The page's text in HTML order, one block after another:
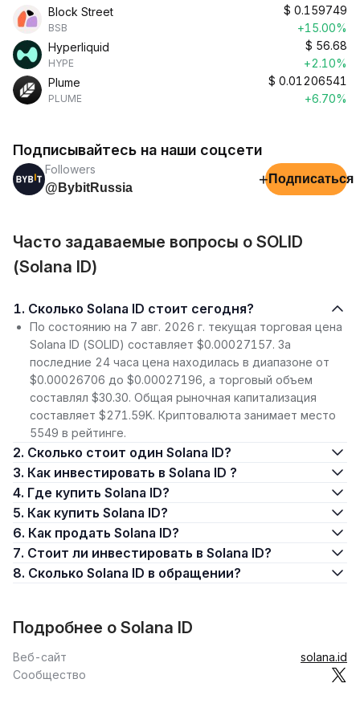
Block Street
BSB
$ 0.159749
+15.00%
Hyperliquid
HYPE
$ 56.68
+2.10%
Plume
PLUME
$ 0.01206541
+6.70%
Подписывайтесь на наши соцсети
Followers
@BybitRussia
+ Подписаться
Часто задаваемые вопросы о SOLID
(Solana ID)
1. Сколько Solana ID стоит сегодня?
По состоянию на 7 авг. 2026 г. текущая торговая цена
Solana ID (SOLID) составляет $0.00027157. За
последние 24 часа цена находилась в диапазоне от
$0.00026706 до $0.00027196, а торговый объем
составлял $30.30. Общая рыночная капитализация
составляет $271.59K. Криптовалюта занимает место
5549 в рейтинге.
2. Сколько стоит один Solana ID?
3. Как инвестировать в Solana ID ?
4. Где купить Solana ID?
5. Как купить Solana ID?
6. Как продать Solana ID?
7. Стоит ли инвестировать в Solana ID?
8. Сколько Solana ID в обращении?
Подробнее о Solana ID
Веб-сайт
solana.id
Сообщество